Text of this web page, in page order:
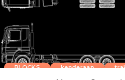
BLOCKS kenderaan